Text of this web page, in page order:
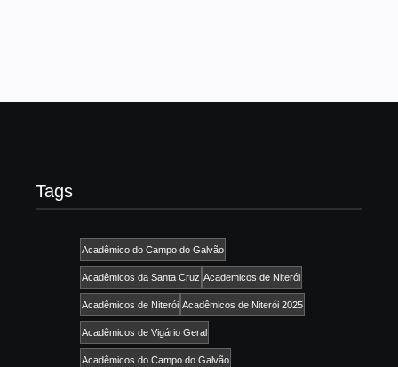
Tags
Acadêmico do Campo do Galvão
Acadêmicos da Santa Cruz Academicos de Niterói
Acadêmicos de Niterói Acadêmicos de Niterói 2025
Acadêmicos de Vigário Geral
Acadêmicos do Campo do Galvão